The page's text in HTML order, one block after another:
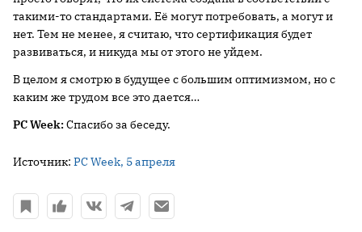
такими-то стандартами. Её могут потребовать, а могут и
нет. Тем не менее, я считаю, что сертификация будет
развиваться, и никуда мы от этого не уйдем.
В целом я смотрю в будущее с большим оптимизмом, но с
каким же трудом все это дается…
PC Week:Спасибо за беседу.
Источник: PC Week, 5 апреля